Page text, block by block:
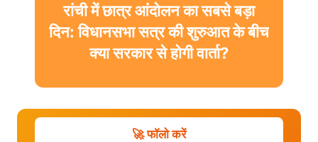
रांची में छात्र आंदोलन का सबसे बड़ा
दिन: विधानसभा सत्र की शुरुआत के बीच
क्या सरकार से होगी वार्ता?
🚀 फॉलो करें